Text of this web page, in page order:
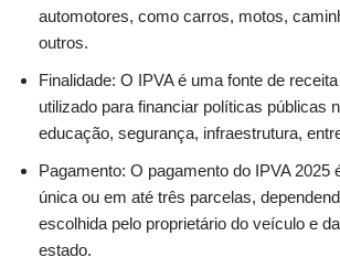
automotores, como carros, motos,
outros.
Finalidade: O IPVA é uma fonte de
utilizado para financiar políticas públicas
educação, segurança, infraestrutura,
Pagamento: O pagamento do IPVA 2025
única ou em até três parcelas,
escolhida pelo proprietário do veículo e
estado.